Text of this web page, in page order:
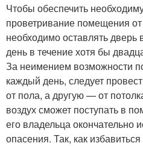
Чтобы обеспечить
проветривание помещения
необходимо оставлять дверь
день в течение хотя бы
За неимением возможности
каждый день, следует
от пола, а другую — от
воздух сможет поступать в
его владельца окончательно
опасения. Так, как